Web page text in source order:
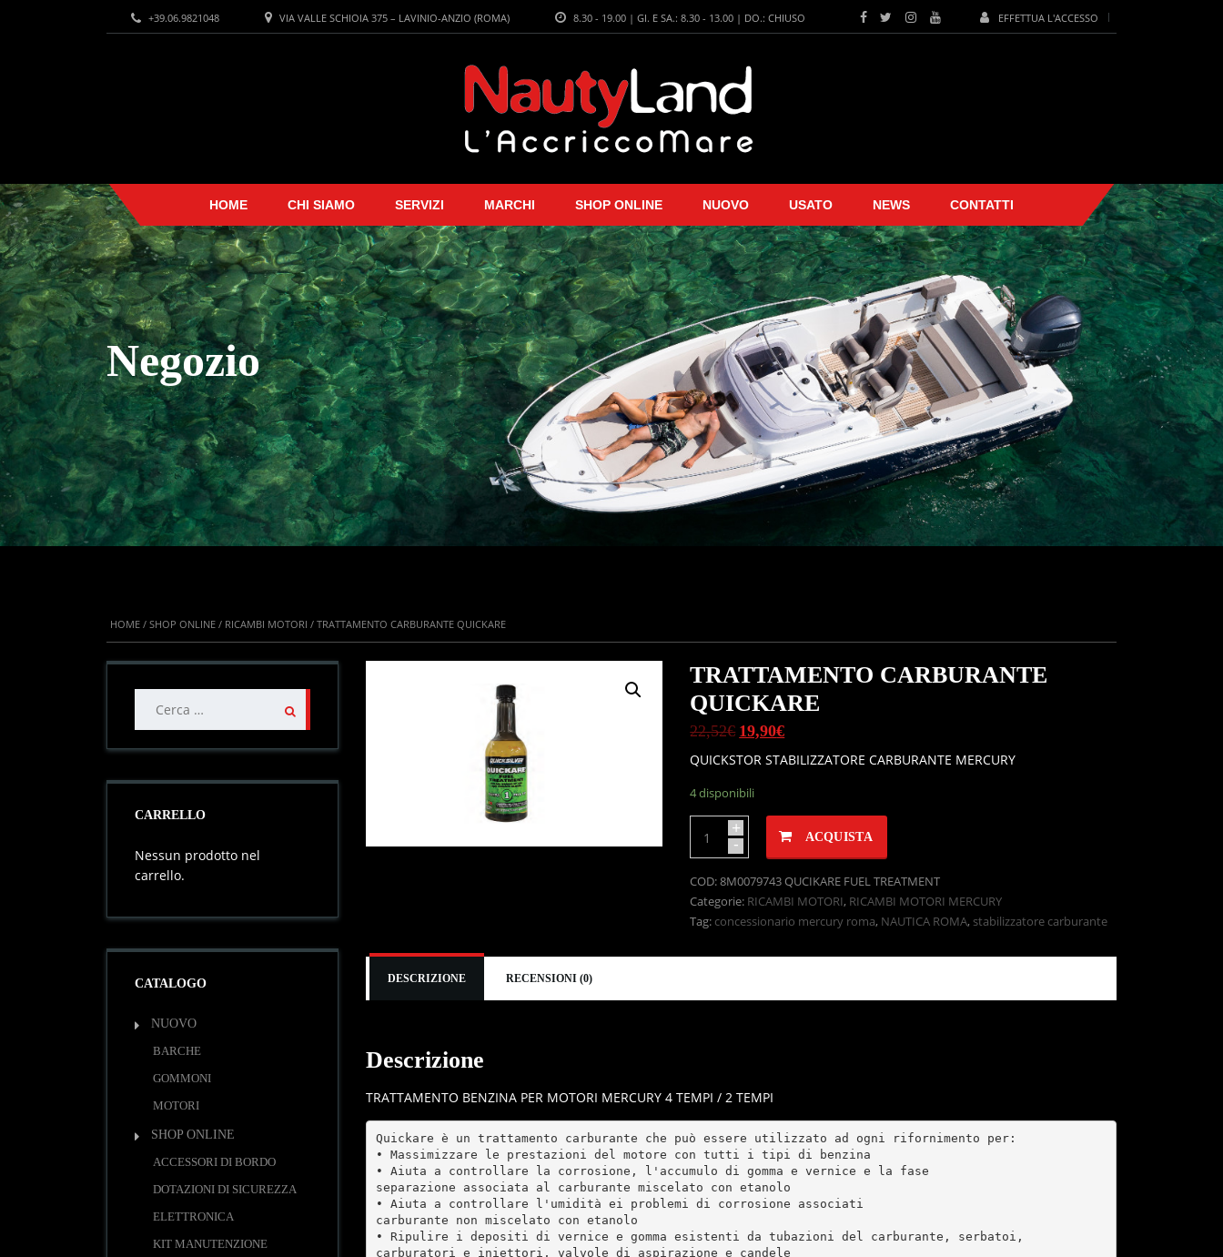
EFFETTUA L'ACCESSO
8.30 - 19.00 | GI. E SA.: 8.30 - 13.00 | DO.: CHIUSO
VIA VALLE SCHIOIA 375 – LAVINIO-ANZIO (ROMA)
+39.06.9821048
HOME CHI SIAMO SERVIZI MARCHI SHOP ONLINE NUOVO USATO NEWS CONTATTI
Negozio
HOME / SHOP ONLINE / RICAMBI MOTORI / TRATTAMENTO CARBURANTE QUICKARE
TRATTAMENTO CARBURANTE
QUICKARE
22,52€ 19,90€
QUICKSTOR STABILIZZATORE CARBURANTE MERCURY
4 disponibili
+
- ACQUISTA
COD:8M0079743 QUCIKARE FUEL TREATMENT
Categorie: RICAMBI MOTORI, RICAMBI MOTORI MERCURY
Tag: concessionario mercury roma, NAUTICA ROMA, stabilizzatore carburante
DESCRIZIONE RECENSIONI (0)
Descrizione
TRATTAMENTO BENZINA PER MOTORI MERCURY 4 TEMPI / 2 TEMPI
Quickare è un trattamento carburante che può essere utilizzato ad ogni rifornimento per:
• Massimizzare le prestazioni del motore con tutti i tipi di benzina
• Aiuta a controllare la corrosione, l'accumulo di gomma e vernice e la fase
separazione associata al carburante miscelato con etanolo
• Aiuta a controllare l'umidità ei problemi di corrosione associati
carburante non miscelato con etanolo
• Ripulire i depositi di vernice e gomma esistenti da tubazioni del carburante, serbatoi,
carburatori e iniettori, valvole di aspirazione e candele
per:
CARRELLO
Nessun prodotto nel
carrello.
CATALOGO
NUOVO
BARCHE
GOMMONI
MOTORI
SHOP ONLINE
ACCESSORI DI BORDO
DOTAZIONI DI SICUREZZA
ELETTRONICA
KIT MANUTENZIONE